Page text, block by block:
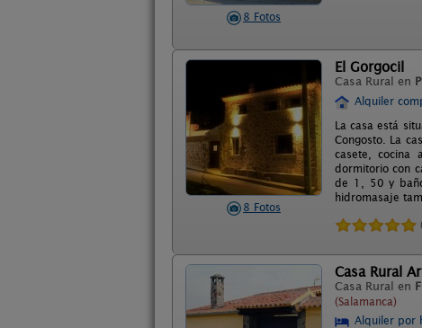
8 Fotos
8 Fotos
El Gorgocil
Casa Rural en
Alquiler
La casa está
Congosto. La
casete, cocina
dormitorio con
de 1, 50 y
hidromasaje
Casa Rural
Casa Rural en
(Salamanca)
Alquiler por